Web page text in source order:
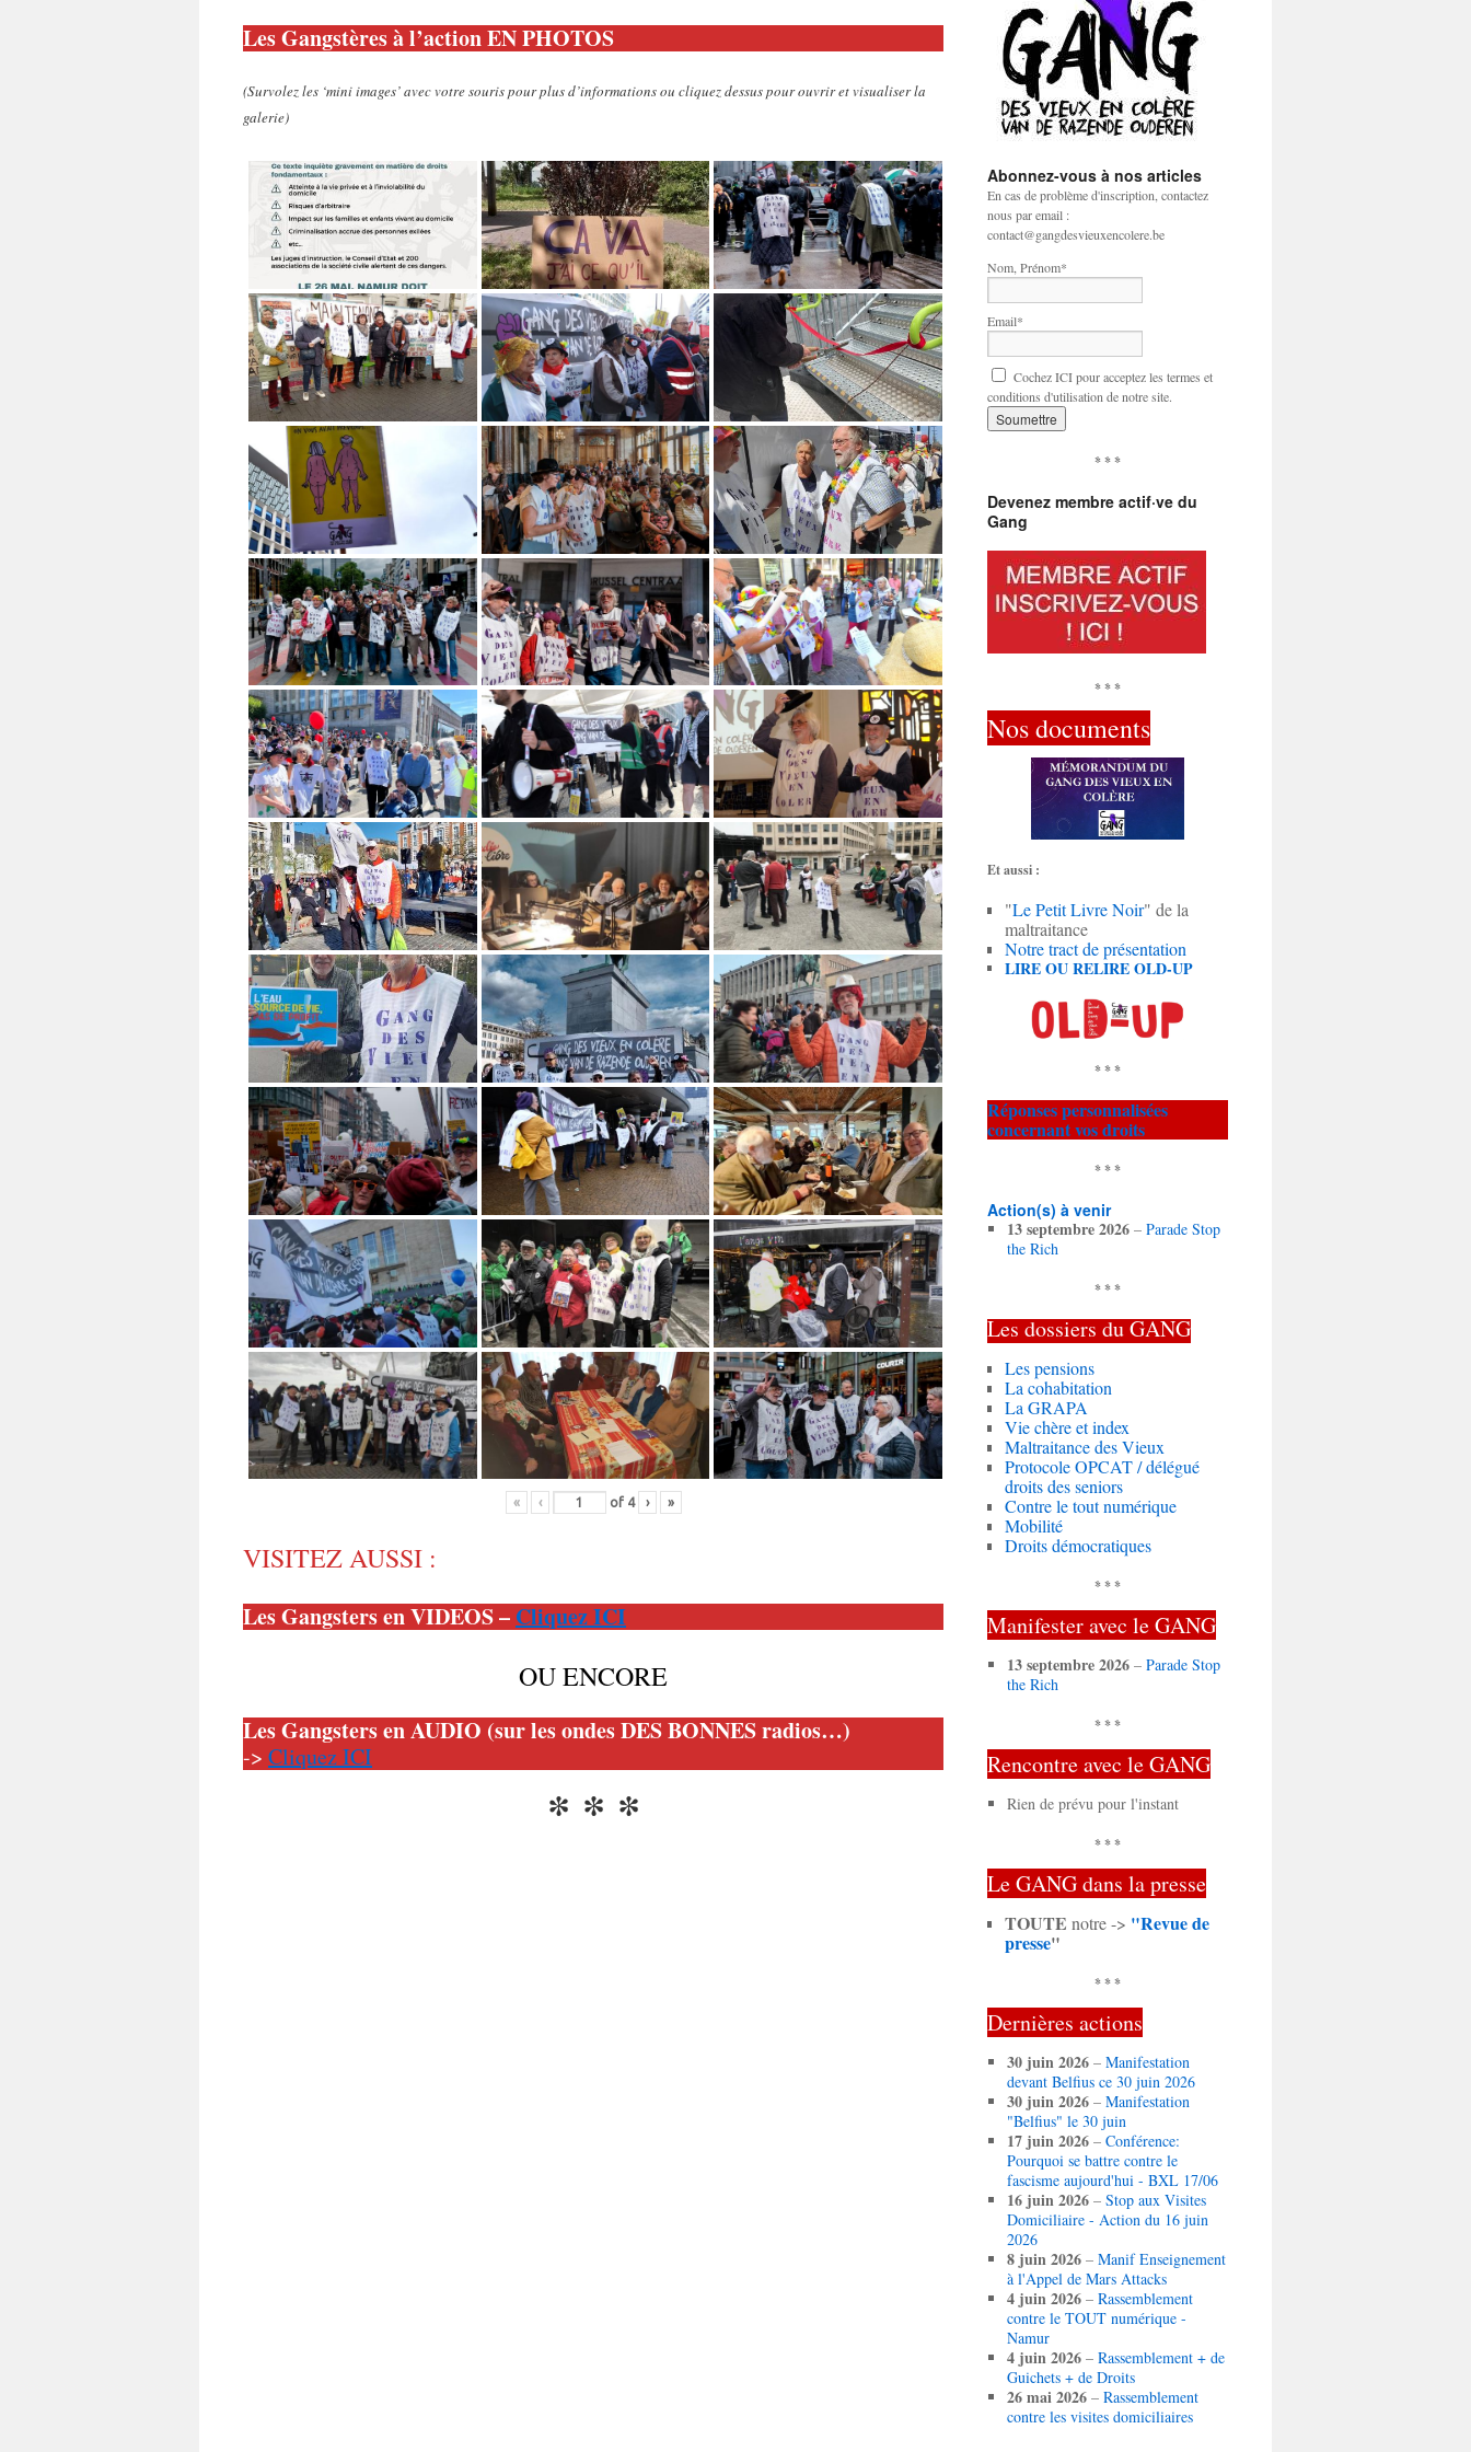
Les Gangstères à l’action EN PHOTOS
(Survolez les ‘mini images’ avec votre souris pour plus d’informations ou cliquez dessus pour ouvrir et visualiser la
galerie)
« ‹ of 4 › »
VISITEZ AUSSI :
Les Gangsters en VIDEOS – Cliquez ICI
OU ENCORE
Les Gangsters en AUDIO (sur les ondes DES BONNES radios…)
-> Cliquez ICI
* * *
Abonnez-vous à nos articles
En cas de problème d'inscription, contactez
nous par email :
contact@gangdesvieuxencolere.be
Nom, Prénom*
Email*
Cochez ICI pour acceptez les termes et
conditions d'utilisation de notre site.
* * *
Devenez membre actif·ve du
Gang
* * *
Nos documents
Et aussi :
"Le Petit Livre Noir" de la
maltraitance
Notre tract de présentation
LIRE OU RELIRE OLD-UP
* * *
Réponses personnalisées
concernant vos droits
* * *
Action(s) à venir
13 septembre 2026 –Parade Stop
the Rich
* * *
Les dossiers duGANG
Les pensions
La cohabitation
La GRAPA
Vie chère et index
Maltraitance des Vieux
Protocole OPCAT / délégué
droits des seniors
Contre le tout numérique
Mobilité
Droits démocratiques
* * *
Manifester avec le GANG
13 septembre 2026 –Parade Stop
the Rich
* * *
Rencontre avec le GANG
Rien de prévu pour l'instant
* * *
Le GANG dans la presse
TOUTE notre -> "Revue de
presse"
* * *
Dernières actions
30 juin 2026 –Manifestation
devant Belfius ce 30 juin 2026
30 juin 2026 –Manifestation
"Belfius" le 30 juin
17 juin 2026 –Conférence:
Pourquoi se battre contre le
fascisme aujourd'hui - BXL 17/06
16 juin 2026 –Stop aux Visites
Domiciliaire - Action du 16 juin
2026
8 juin 2026 –Manif Enseignement
à l'Appel de Mars Attacks
4 juin 2026 –Rassemblement
contre le TOUT numérique -
Namur
4 juin 2026 –Rassemblement + de
Guichets + de Droits
26 mai 2026 –Rassemblement
contre les visites domiciliaires